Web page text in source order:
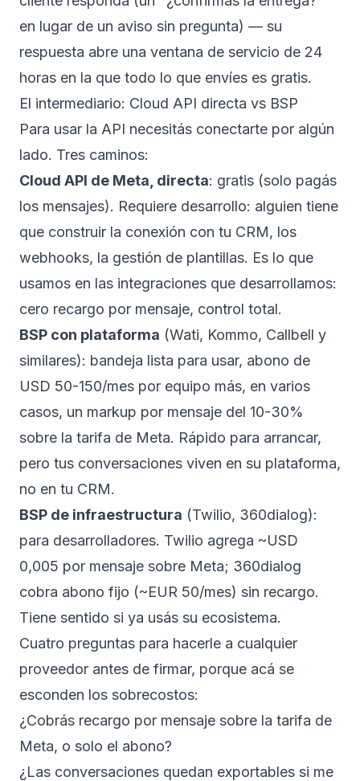
en lugar de un aviso sin pregunta) — su
respuesta abre una ventana de servicio de 24
horas en la que todo lo que envíes es gratis.
El intermediario: Cloud API directa vs BSP
Para usar la API necesitás conectarte por algún
lado. Tres caminos:
Cloud API de Meta, directa: gratis (solo pagás
los mensajes). Requiere desarrollo: alguien tiene
que construir la conexión con tu CRM, los
webhooks, la gestión de plantillas. Es lo que
usamos en las integraciones que desarrollamos:
cero recargo por mensaje, control total.
BSP con plataforma (Wati, Kommo, Callbell y
similares): bandeja lista para usar, abono de
USD 50-150/mes por equipo más, en varios
casos, un markup por mensaje del 10-30%
sobre la tarifa de Meta. Rápido para arrancar,
pero tus conversaciones viven en su plataforma,
no en tu CRM.
BSP de infraestructura (Twilio, 360dialog):
para desarrolladores. Twilio agrega ~USD
0,005 por mensaje sobre Meta; 360dialog
cobra abono fijo (~EUR 50/mes) sin recargo.
Tiene sentido si ya usás su ecosistema.
Cuatro preguntas para hacerle a cualquier
proveedor antes de firmar, porque acá se
esconden los sobrecostos:
¿Cobrás recargo por mensaje sobre la tarifa de
Meta, o solo el abono?
¿Las conversaciones quedan exportables si me